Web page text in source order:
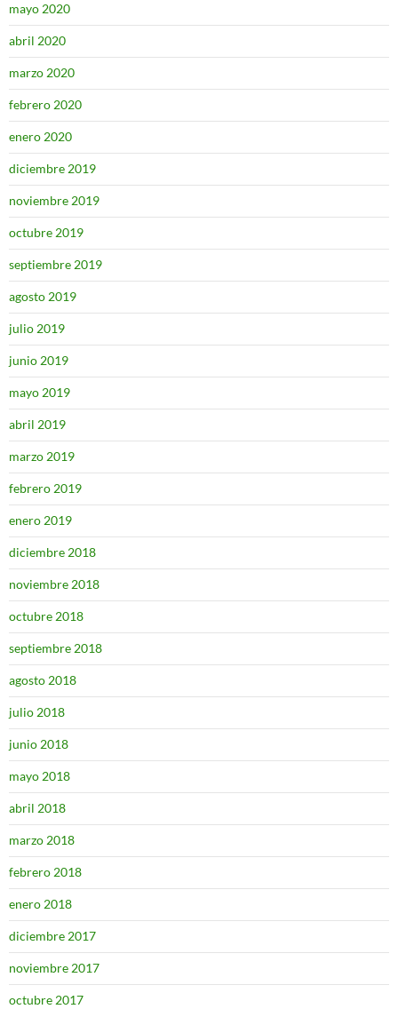
mayo 2020
abril 2020
marzo 2020
febrero 2020
enero 2020
diciembre 2019
noviembre 2019
octubre 2019
septiembre 2019
agosto 2019
julio 2019
junio 2019
mayo 2019
abril 2019
marzo 2019
febrero 2019
enero 2019
diciembre 2018
noviembre 2018
octubre 2018
septiembre 2018
agosto 2018
julio 2018
junio 2018
mayo 2018
abril 2018
marzo 2018
febrero 2018
enero 2018
diciembre 2017
noviembre 2017
octubre 2017